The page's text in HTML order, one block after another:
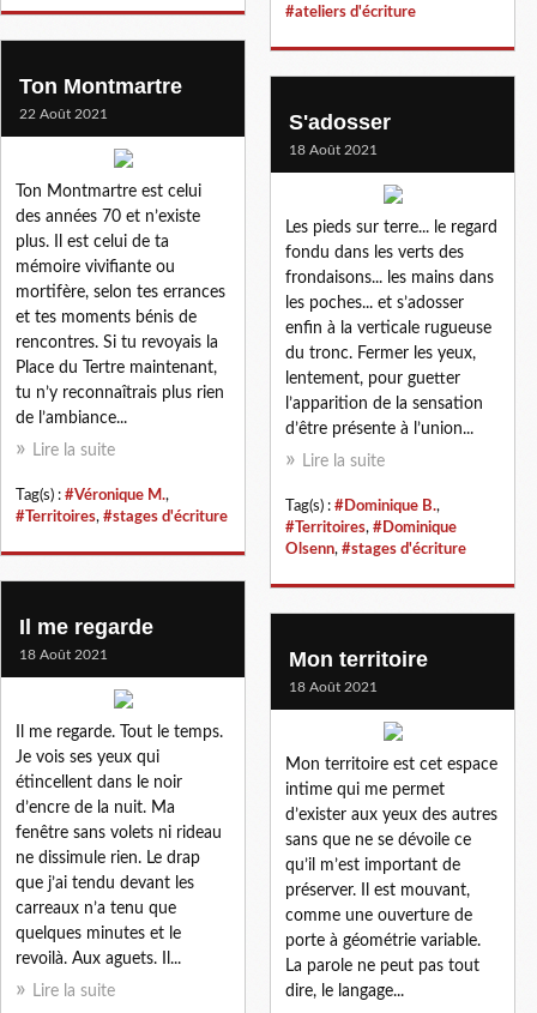
#ateliers d'écriture
Ton Montmartre
22 Août 2021
Ton Montmartre est celui
des années 70 et n’existe
plus. Il est celui de ta
mémoire vivifiante ou
mortifère, selon tes errances
et tes moments bénis de
rencontres. Si tu revoyais la
Place du Tertre maintenant,
tu n’y reconnaîtrais plus rien
de l’ambiance...
Lire la suite
Tag(s) : #Véronique M.,
#Territoires, #stages d'écriture
S'adosser
18 Août 2021
Les pieds sur terre... le regard
fondu dans les verts des
frondaisons... les mains dans
les poches... et s’adosser
enfin à la verticale rugueuse
du tronc. Fermer les yeux,
lentement, pour guetter
l’apparition de la sensation
d’être présente à l’union...
Lire la suite
Tag(s) : #Dominique B.,
#Territoires, #Dominique
Olsenn, #stages d'écriture
Il me regarde
18 Août 2021
Il me regarde. Tout le temps.
Je vois ses yeux qui
étincellent dans le noir
d’encre de la nuit. Ma
fenêtre sans volets ni rideau
ne dissimule rien. Le drap
que j’ai tendu devant les
carreaux n’a tenu que
quelques minutes et le
revoilà. Aux aguets. Il...
Lire la suite
Mon territoire
18 Août 2021
Mon territoire est cet espace
intime qui me permet
d’exister aux yeux des autres
sans que ne se dévoile ce
qu’il m’est important de
préserver. Il est mouvant,
comme une ouverture de
porte à géométrie variable.
La parole ne peut pas tout
dire, le langage...